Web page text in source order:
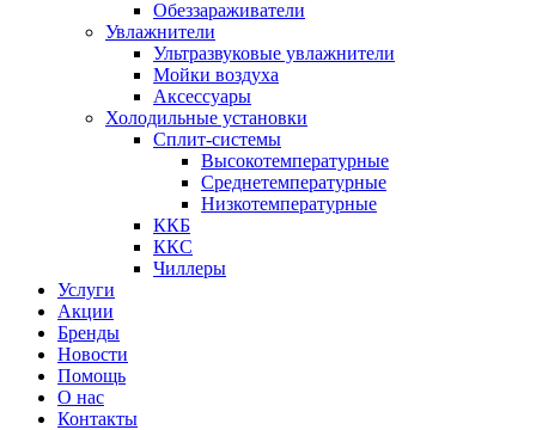
Обеззараживатели
Увлажнители
Ультразвуковые увлажнители
Мойки воздуха
Аксессуары
Холодильные установки
Сплит-системы
Высокотемпературные
Среднетемпературные
Низкотемпературные
ККБ
ККС
Чиллеры
Услуги
Акции
Бренды
Новости
Помощь
О нас
Контакты